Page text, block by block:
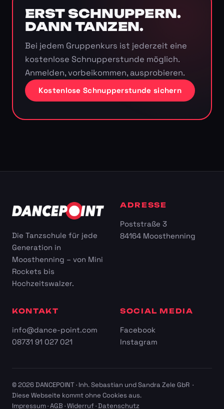
ERST SCHNUPPERN.
DANN TANZEN.
Bei jedem Gruppenkurs ist jederzeit eine
kostenlose Schnupperstunde möglich.
Anmelden, vorbeikommen, ausprobieren.
Kostenlose Schnupperstunde sichern
Die Tanzschule für jede
Generation in
Moosthenning – von Mini
Rockets bis
Hochzeitswalzer.
ADRESSE
Poststraße 3
84164 Moosthenning
KONTAKT
info@dance-point.com
08731 91 027 021
SOCIAL MEDIA
Facebook
Instagram
© 2026 DANCEPOINT · Inh. Sebastian und Sandra Zele GbR ·
Diese Webseite kommt ohne Cookies aus.
Impressum·AGB ·Widerruf·Datenschutz